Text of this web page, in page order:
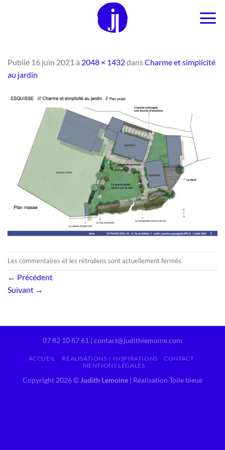
Publié 16 juin 2021 à 2048 × 1432dansCharme et simplicité
au jardin
Les commentaires et les rétroliens sont actuellement fermés.
← Précédent
Suivant →
07 82 10 87 61 | contact@judithlemoine.com
ACCUEIL RÉALISATIONS – INSPIRATIONS
CONTACT
MENTIONS LÉGALES
Copyright 2026 © Judith Lemoine | Réalisation Toile bleue